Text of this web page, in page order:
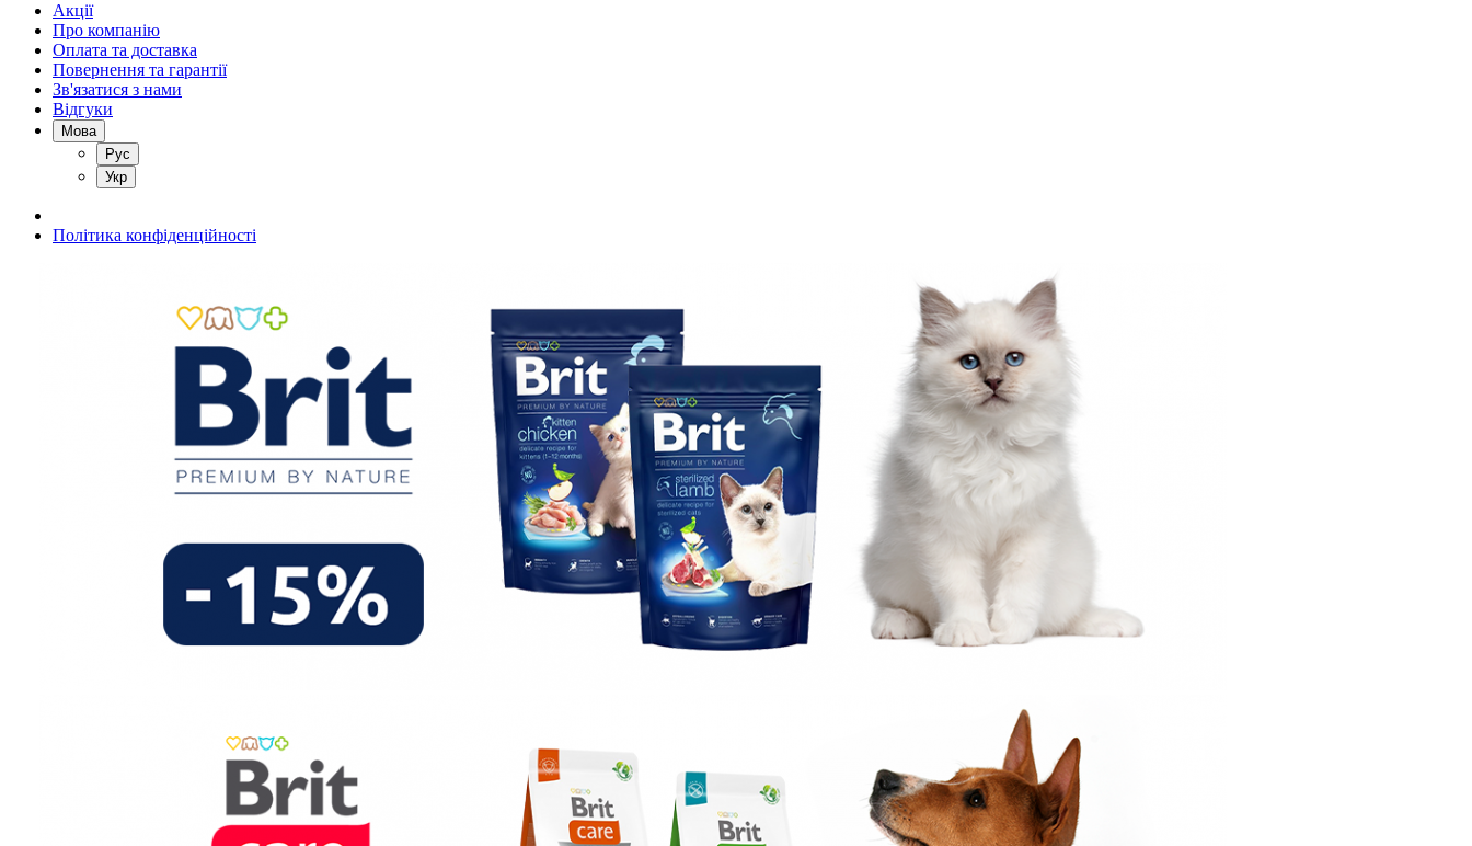
Акції
Про компанію
Оплата та доставка
Повернення та гарантії
Зв'язатися з нами
Відгуки
Мова
Рус
Укр
Політика конфіденційності